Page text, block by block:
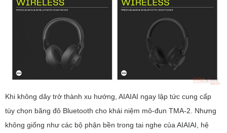
Khi không dây trở thành xu hướng, AIAIAI ngay lập tức cung cấp
tùy chọn băng đô Bluetooth cho khái niệm mô-đun TMA-2. Nhưng
không giống như các bộ phận bền trong tai nghe của AIAIAI, hệ